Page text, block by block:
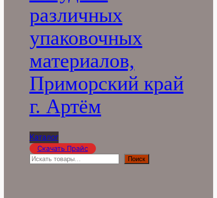
различных
упаковочных
материалов,
Приморский край
г. Артём
Каталог
Скачать Прайс
П
Поиск